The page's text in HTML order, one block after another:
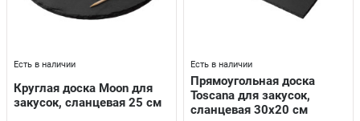
Есть в наличии
Круглая доска Moon для
закусок, сланцевая 25 см
Есть в наличии
Прямоугольная доска
Toscana для закусок,
сланцевая 30х20 см